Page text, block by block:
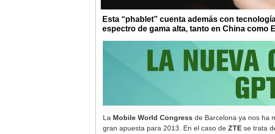
Esta “phablet” cuenta además con
espectro de gama alta, tanto en China como
La Mobile World Congress de Barcelona ya nos ha
gran apuesta para 2013. En el caso de ZTE se trata